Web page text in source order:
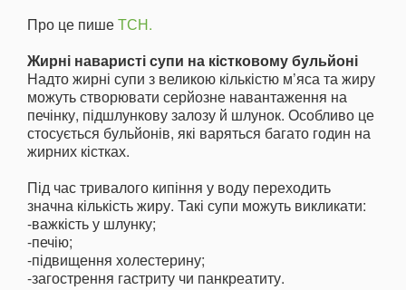
Про це пишеТСН.
Жирні наваристі супи на кістковому бульйоні
Надто жирні супи з великою кількістю м’яса та жиру
можуть створювати серйозне навантаження на
печінку, підшлункову залозу й шлунок. Особливо це
стосується бульйонів, які варяться багато годин на
жирних кістках.
Під час тривалого кипіння у воду переходить
значна кількість жиру. Такі супи можуть викликати:
-важкість у шлунку;
-печію;
-підвищення холестерину;
-загострення гастриту чи панкреатиту.